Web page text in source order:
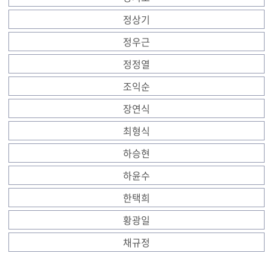
정상기
정우근
정정열
조익순
장연식
최형식
하승현
하윤수
한택희
황광일
채규정